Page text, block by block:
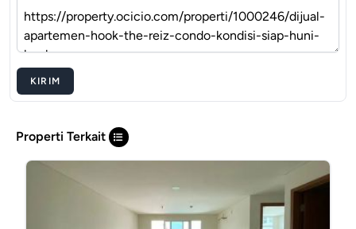
KIRIM
Properti Terkait